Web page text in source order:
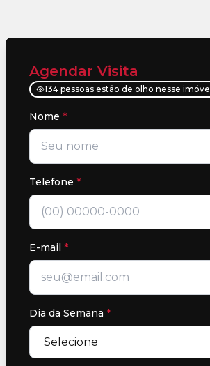
Agendar Visita
134 pessoas estão de olho nesse imóvel
Nome *
Telefone *
E-mail *
Dia da Semana *